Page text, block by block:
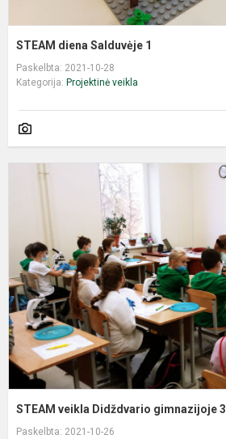
STEAM diena Salduvėje 1
Paskelbta: 2021-10-28
Kategorija: Projektinė veikla
STEAM veikla Didždvario gimnazijoje 3
Paskelbta: 2021-10-26